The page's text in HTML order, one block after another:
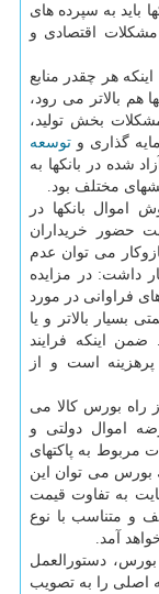
باید به سپرده های
مشكلات اقتصادی و
هر چقدر منابع
هم بالاتر می رود،
بخش تولید،
گذاری و توسعه
شده در بانكها به
مختلف بود.
اموال بانكها در
حضور خریداران
می توان عدم
داشت: در مزایده
فراوانی در مورد
بسیار بالاتر و یا
اینكه فرایند
است و از
بورس كالا می
اموال دولتی و
مربوط به پاكتهای
بورس می توان این
به تفاوت قیمت
و متناسب با نوع
آمد.
بورس، دستورالعمل
اصلی را به تصویب